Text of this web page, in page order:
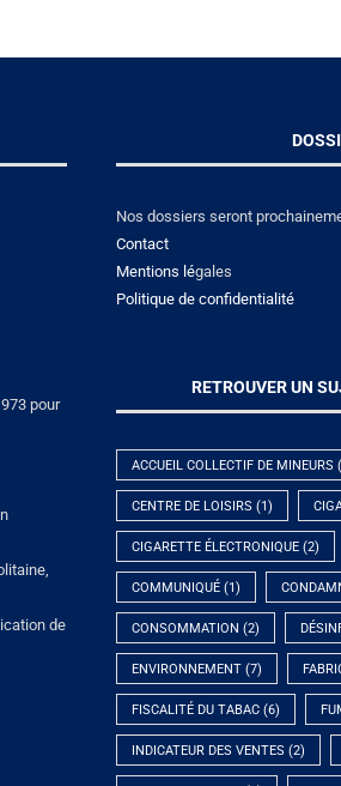
pour
de
Nos dossiers seront
Contact
Mentions légales
Politique de confidentialité
RETROUVER UN
ACCUEIL COLLECTIF DE MINEURS
CENTRE DE LOISIRS (1)
CIGARETTE ÉLECTRONIQUE(2)
COMMUNIQUÉ(1)
CONSOMMATION (2)
ENVIRONNEMENT(7)
FISCALITÉ DU TABAC(6)
INDICATEUR DES VENTES (2)